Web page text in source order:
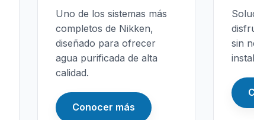
Uno de los sistemas más
completos de Nikken,
diseñado para ofrecer
agua purificada de alta
calidad.
Conocer más
sin